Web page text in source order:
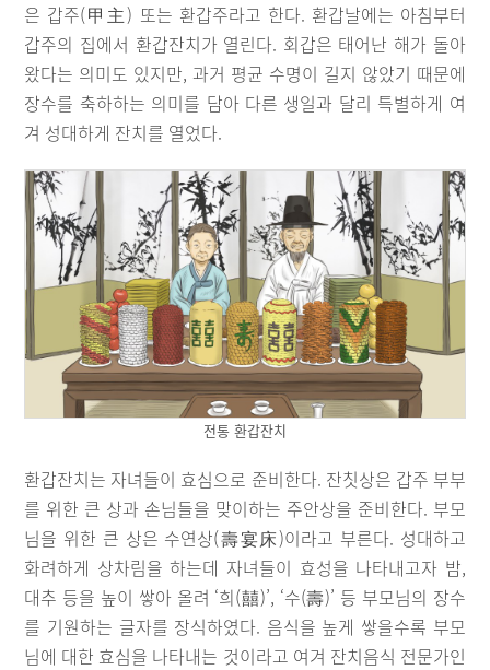
은 갑주(甲主) 또는 환갑주라고 한다. 환갑날에는 아침부터
갑주의 집에서 환갑잔치가 열린다. 회갑은 태어난 해가 돌아
왔다는 의미도 있지만, 과거 평균 수명이 길지 않았기 때문에
장수를 축하하는 의미를 담아 다른 생일과 달리 특별하게 여
겨 성대하게 잔치를 열었다.
전통 환갑잔치
환갑잔치는 자녀들이 효심으로 준비한다. 잔칫상은 갑주 부부
를 위한 큰 상과 손님들을 맞이하는 주안상을 준비한다. 부모
님을 위한 큰 상은 수연상(壽宴床)이라고 부른다. 성대하고
화려하게 상차림을 하는데 자녀들이 효성을 나타내고자 밤,
대추 등을 높이 쌓아 올려 ‘희(囍)’, ‘수(壽)’ 등 부모님의 장수
를 기원하는 글자를 장식하였다. 음식을 높게 쌓을수록 부모
님에 대한 효심을 나타내는 것이라고 여겨 잔치음식 전문가인